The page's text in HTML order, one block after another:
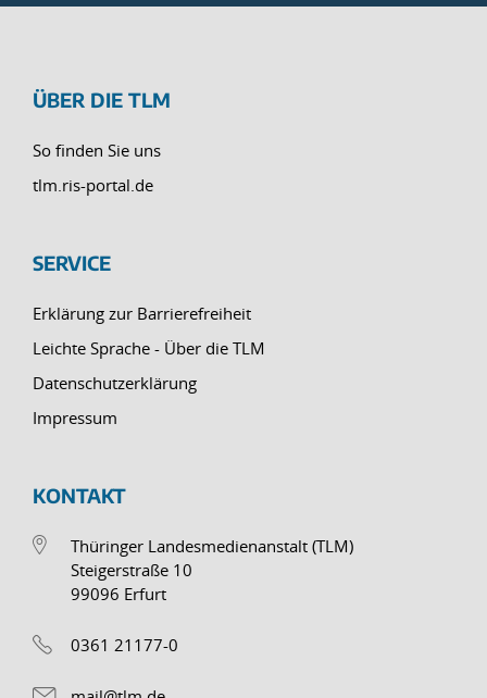
ÜBER DIE TLM
So finden Sie uns
tlm.ris-portal.de
SERVICE
Erklärung zur Barrierefreiheit
Leichte Sprache - Über die TLM
Datenschutzerklärung
Impressum
KONTAKT
Thüringer Landesmedienanstalt (TLM)
Steigerstraße 10
99096 Erfurt
0361 21177-0